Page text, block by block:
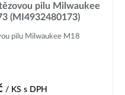
pilu Milwaukee
(MI4932480173)
pilu Milwaukee M18
/ KS s DPH